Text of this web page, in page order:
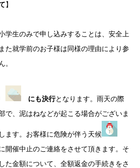
】
学生のみで申し込みすることは、安全上
た就学前のお子様は同様の理由により参
。
にも決行となります。雨天の際
で、泥はねなどが起こる場合がございま
ます。お客様に危険が伴う天候
開催中止のご連絡をさせて頂きます。そ
た金額について、全額返金の手続きをさ